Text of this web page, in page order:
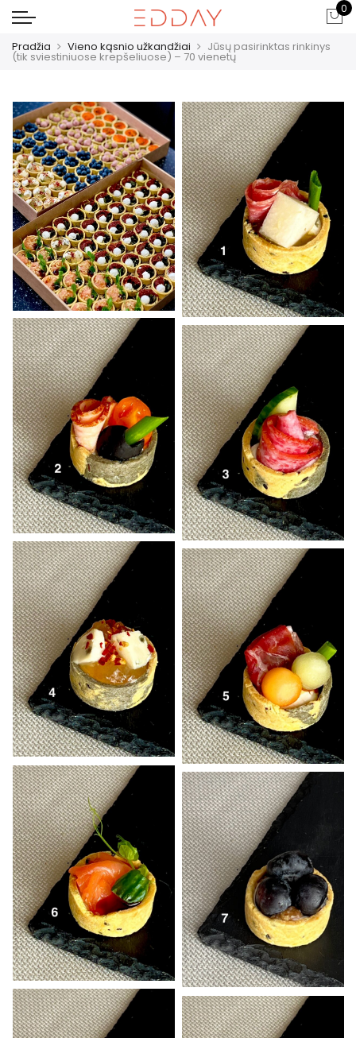
0
Pradžia Vieno kąsnio užkandžiai Jūsų pasirinktas rinkinys
(tik sviestiniuose krepšeliuose) – 70 vienetų